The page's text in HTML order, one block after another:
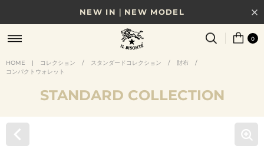
NEW IN｜NEW MODEL
8/17(月)10時まで｜税込11,000円以上で送料無料
贈る相手やシーンから選べる、新しいギフトガイド
0
HOME | コレクション / スタンダードコレクション / 財布
/
コンパクトウォレット
STANDARD COLLECTION